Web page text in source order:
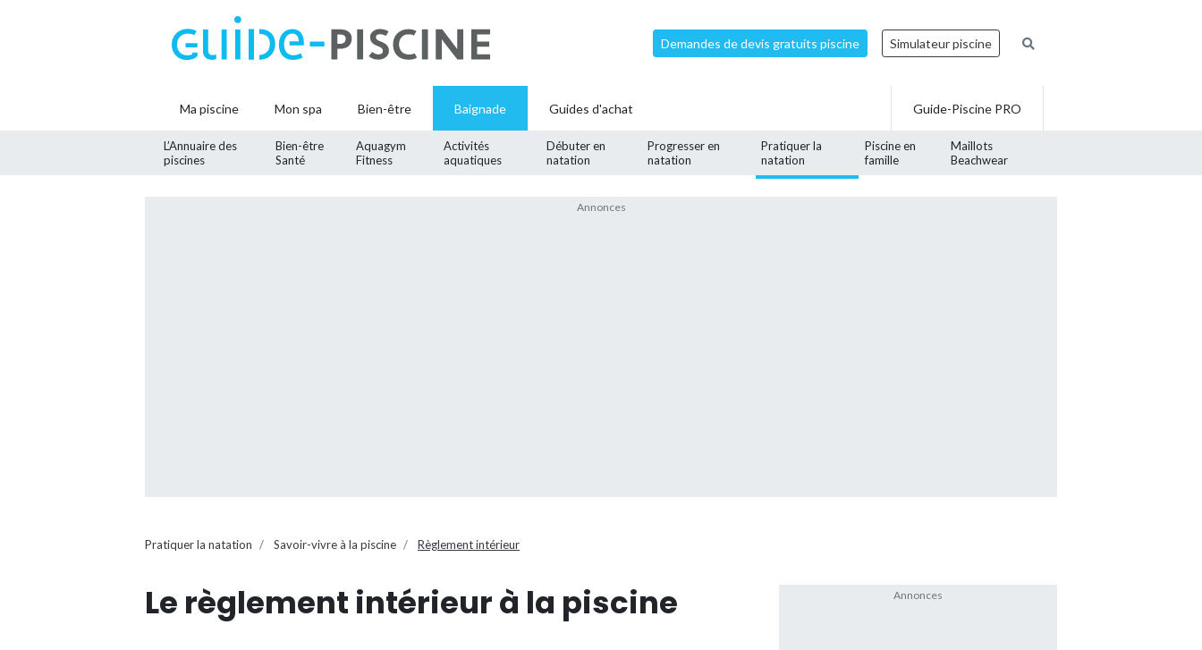
Demandes de devis gratuits piscine Simulateur piscine
Ma piscine Mon spa Bien-être Baignade
L’Annuaire des
piscines
Bien-être
Santé
Aquagym
Fitness
Activités
aquatiques
Débuter en
natation
Progresser en
natation
Pratiquer la
natation
Piscine en
famille
Maillots
Beachwear
Guides d'achat Guide-Piscine PRO
Pratiquer la natation Savoir-vivre à la piscine Règlement intérieur
Le règlement intérieur à la piscine